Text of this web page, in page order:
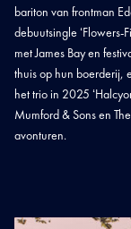
bariton van frontman
debuutsingle ʻFlowers-
met James Bay en
thuis op hun boerderij,
het trio in 2025
Mumford & Sons en
avonturen.